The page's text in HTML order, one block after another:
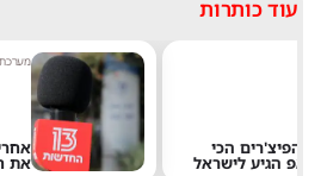
עוד כותרות
מערכת תרבות היום|
8:54
אחרי 24 שנה:
את חדשות 13